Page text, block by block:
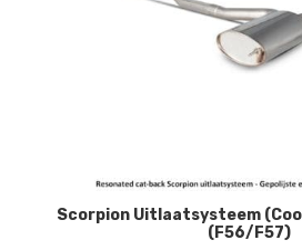
Scorpion Uitlaatsysteem
(F56/F57)